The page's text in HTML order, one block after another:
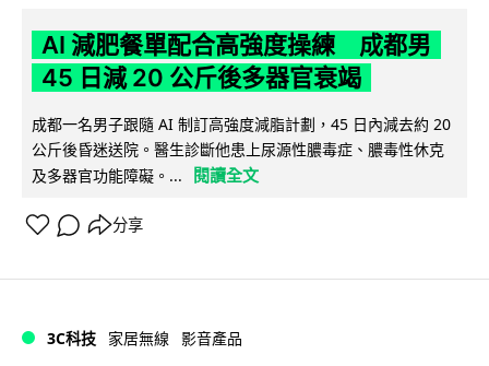
AI 減肥餐單配合高強度操練 成都男
45 日減 20 公斤後多器官衰竭
成都一名男子跟隨 AI 制訂高強度減脂計劃，45 日內減去約 20
公斤後昏迷送院。醫生診斷他患上尿源性膿毒症、膿毒性休克
及多器官功能障礙。...
閱讀全文
分享
3C科技 家居無線 影音產品